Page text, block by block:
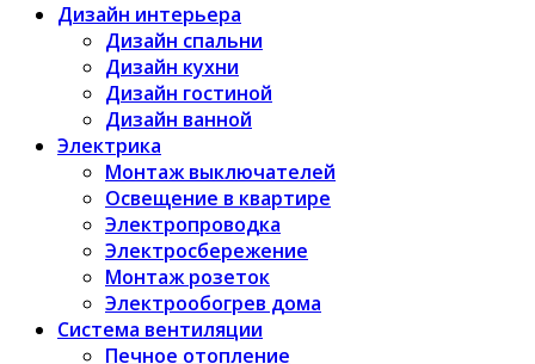
Дизайн интерьера
Дизайн спальни
Дизайн кухни
Дизайн гостиной
Дизайн ванной
Электрика
Монтаж выключателей
Освещение в квартире
Электропроводка
Электросбережение
Монтаж розеток
Электрообогрев дома
Система вентиляции
Печное отопление